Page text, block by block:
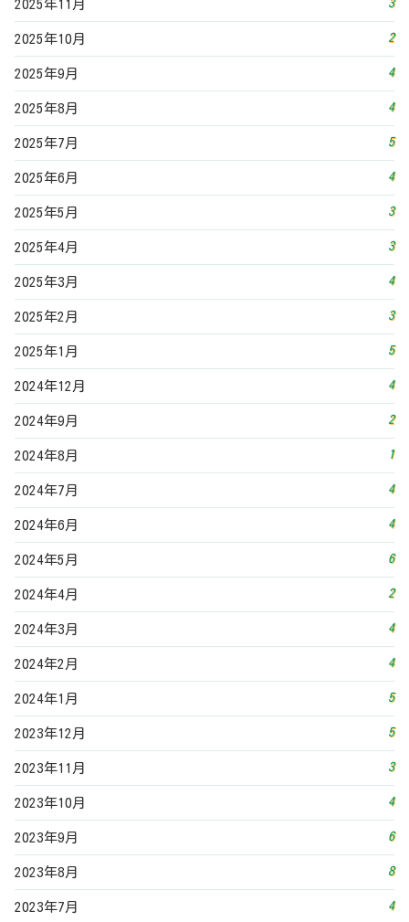
2025年11月 3
2025年10月 2
2025年9月 4
2025年8月 4
2025年7月 5
2025年6月 4
2025年5月 3
2025年4月 3
2025年3月 4
2025年2月 3
2025年1月 5
2024年12月 4
2024年9月 2
2024年8月 1
2024年7月 4
2024年6月 4
2024年5月 6
2024年4月 2
2024年3月 4
2024年2月 4
2024年1月 5
2023年12月 5
2023年11月 3
2023年10月 4
2023年9月 6
2023年8月 8
2023年7月 4